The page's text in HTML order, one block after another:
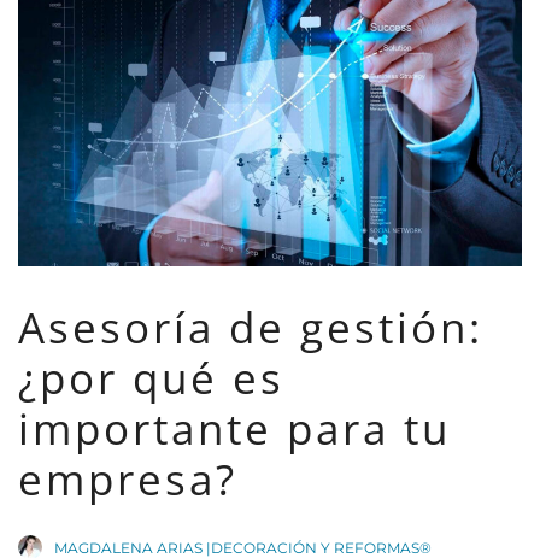
Asesoría de gestión:
¿por qué es
importante para tu
empresa?
MAGDALENA ARIAS |DECORACIÓN Y REFORMAS®